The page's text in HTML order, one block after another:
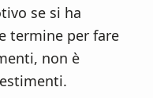
se si ha
termine per fare
non è